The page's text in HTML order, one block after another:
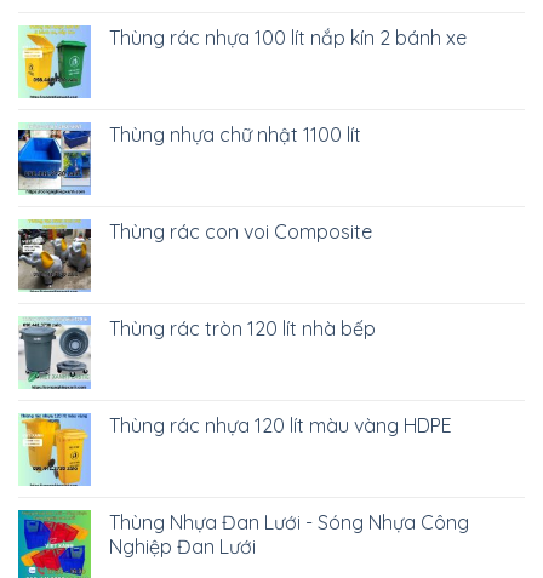
Thùng rác nhựa 100 lít nắp kín 2 bánh xe
Thùng nhựa chữ nhật 1100 lít
Thùng rác con voi Composite
Thùng rác tròn 120 lít nhà bếp
Thùng rác nhựa 120 lít màu vàng HDPE
Thùng Nhựa Đan Lưới - Sóng Nhựa Công
Nghiệp Đan Lưới